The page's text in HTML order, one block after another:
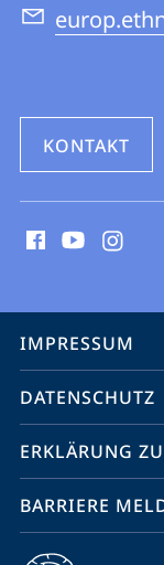
KONTAKT
Media
Service-
Navigation
IMPRESSUM
DATENSCHUTZ
ERKLÄRUNG
BARRIERE